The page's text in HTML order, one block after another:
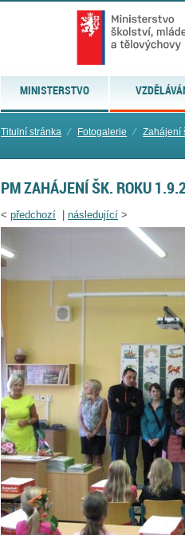
MINISTERSTVO
Titulní stránka ⁄ Fotogalerie ⁄ Zahájení
PM ZAHÁJENÍ ŠK. ROKU
< předchozí následující >